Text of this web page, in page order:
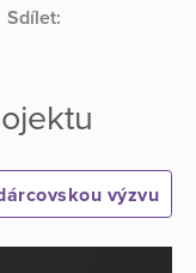
Sdílet:
výzvu